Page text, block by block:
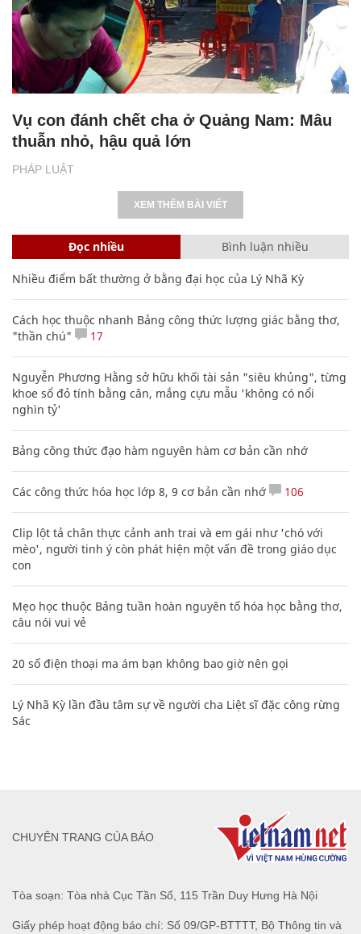
PHÁP LUẬT
Vụ con đánh chết cha ở Quảng Nam: Mâu
thuẫn nhỏ, hậu quả lớn
XEM THÊM BÀI VIẾT
Đọc nhiều Bình luận nhiều
Nhiều điểm bất thường ở bằng đại học của Lý Nhã Kỳ
Cách học thuộc nhanh Bảng công thức lượng giác bằng thơ,
"thần chú"
17
Nguyễn Phương Hằng sở hữu khối tài sản "siêu khủng", từng
khoe sổ đỏ tính bằng cân, mắng cựu mẫu 'không có nổi
nghìn tỷ'
Bảng công thức đạo hàm nguyên hàm cơ bản cần nhớ
Các công thức hóa học lớp 8, 9 cơ bản cần nhớ 106
Clip lột tả chân thực cảnh anh trai và em gái như 'chó với
mèo', người tinh ý còn phát hiện một vấn đề trong giáo dục
con
Mẹo học thuộc Bảng tuần hoàn nguyên tố hóa học bằng thơ,
câu nói vui vẻ
20 số điện thoại ma ám bạn không bao giờ nên gọi
Lý Nhã Kỳ lần đầu tâm sự về người cha Liệt sĩ đặc công rừng
Sác
Tòa soạn: Tòa nhà Cục Tần Số, 115 Trần Duy Hưng Hà Nội
Giấy phép hoạt động báo chí: Số 09/GP-BTTTT, Bộ Thông tin và
CHUYÊN TRANG CỦA BÁO